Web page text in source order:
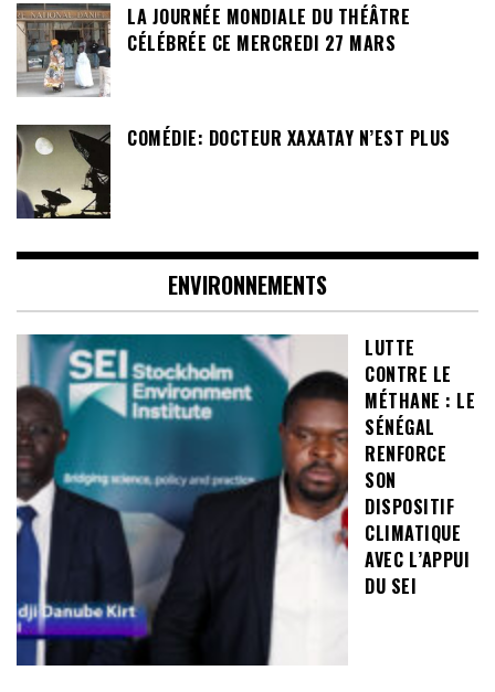
LA JOURNÉE MONDIALE DU THÉÂTRE
CÉLÉBRÉE CE MERCREDI 27 MARS
COMÉDIE: DOCTEUR XAXATAY N’EST PLUS
ENVIRONNEMENTS
LUTTE
CONTRE LE
MÉTHANE : LE
SÉNÉGAL
RENFORCE
SON
DISPOSITIF
CLIMATIQUE
AVEC L’APPUI
DU SEI